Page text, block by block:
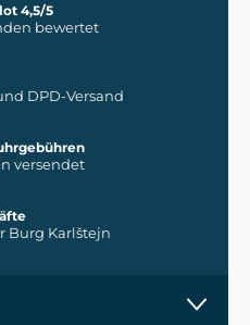
4,5/5
bewertet
DPD-Versand
versendet
Burg Karlštejn